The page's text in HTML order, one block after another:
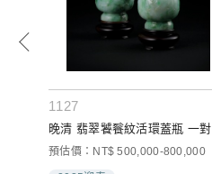
1127
晚清 翡翠饕餮紋活環蓋瓶 一對
預估價：NT$ 500,000-800,000